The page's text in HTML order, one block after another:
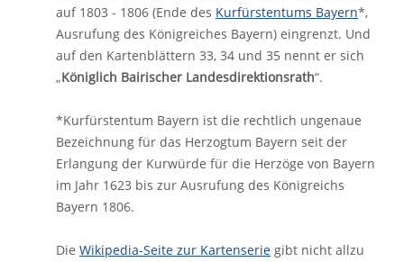
auf 1803 - 1806 (Ende des Kurfürstentums Bayern*,
Ausrufung des Königreiches Bayern) eingrenzt. Und
auf den Kartenblättern 33, 34 und 35 nennt er sich
„Königlich Bairischer Landesdirektionsrath“.
*Kurfürstentum Bayern ist die rechtlich ungenaue
Bezeichnung für das Herzogtum Bayern seit der
Erlangung der Kurwürde für die Herzöge von Bayern
im Jahr 1623 bis zur Ausrufung des Königreichs
Bayern 1806.
Die Wikipedia-Seite zur Kartenserie gibt nicht allzu